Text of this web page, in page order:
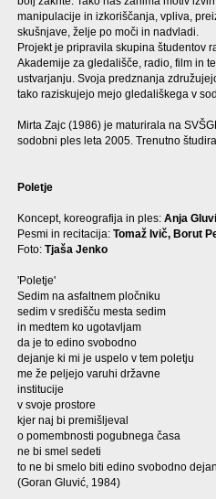
manipulacije in izkoriščanja, vpliva,
skušnjave, želje po moči in nadvladi.
Projekt je pripravila skupina študentov
Akademije za gledališče, radio, film in
ustvarjanju. Svoja predznanja
tako raziskujejo mejo gledališkega v
Mirta Zajc (1986) je maturirala na
sodobni ples leta 2005. Trenutno
Poletje
Koncept, koreografija in ples: Anja
Pesmi in recitacija: Tomaž Ivič, Borut
Foto: Tjaša Jenko
'Poletje'
Sedim na asfaltnem pločniku
sedim v središču mesta sedim
in medtem ko ugotavljam
da je to edino svobodno
dejanje ki mi je uspelo v tem poletju
me že peljejo varuhi državne
institucije
v svoje prostore
kjer naj bi premišljeval
o pomembnosti pogubnega časa
ne bi smel sedeti
to ne bi smelo biti edino svobodno
(Goran Gluvić, 1984)